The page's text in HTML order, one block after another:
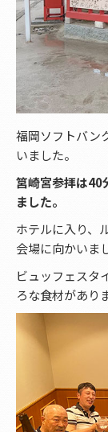
福岡ソフトバン
いました。
筥崎宮参拝は40
ました。
ホテルに入り、
会場に向かいま
ビュッフェスタ
ろな食材があり